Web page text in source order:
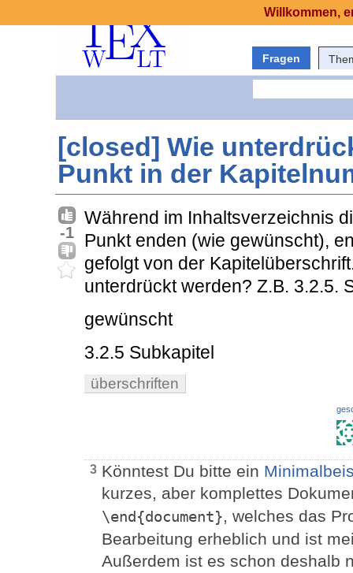
Fragen
[closed] Wie
Punkt in der
-1
Während im Inhaltsverzeichnis
Punkt enden (wie gewünscht),
gefolgt von der
unterdrückt werden? Z.B. 3.2.5.
gewünscht
3.2.5 Subkapitel
überschriften
3 Könntest Du bitte ein
kurzes, aber komplettes
\end{document}, welches das
Bearbeitung erheblich und ist
Außerdem ist es schon deshalb
Willkommen,